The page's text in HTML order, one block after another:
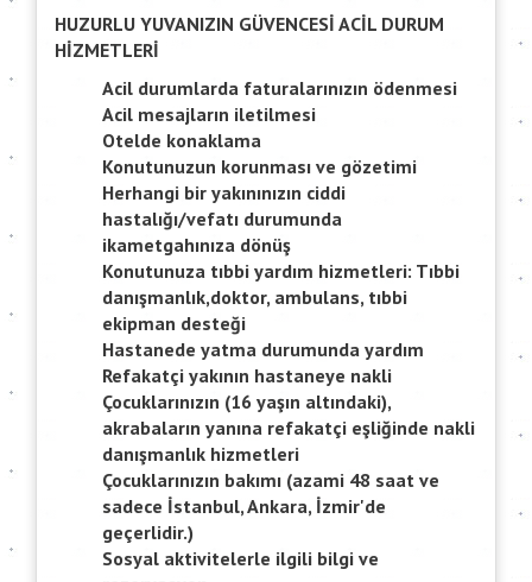
HUZURLU YUVANIZIN GÜVENCESİ ACİL DURUM
HİZMETLERİ
Acil durumlarda faturalarınızın ödenmesi
Acil mesajların iletilmesi
Otelde konaklama
Konutunuzun korunması ve gözetimi
Herhangi bir yakınınızın ciddi
hastalığı/vefatı durumunda
ikametgahınıza dönüş
Konutunuza tıbbi yardım hizmetleri: Tıbbi
danışmanlık,doktor, ambulans, tıbbi
ekipman desteği
Hastanede yatma durumunda yardım
Refakatçi yakının hastaneye nakli
Çocuklarınızın (16 yaşın altındaki),
akrabaların yanına refakatçi eşliğinde nakli
danışmanlık hizmetleri
Çocuklarınızın bakımı (azami 48 saat ve
sadece İstanbul, Ankara, İzmir'de
geçerlidir.)
Sosyal aktivitelerle ilgili bilgi ve